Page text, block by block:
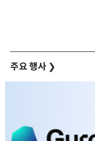
주요 행사 ❯